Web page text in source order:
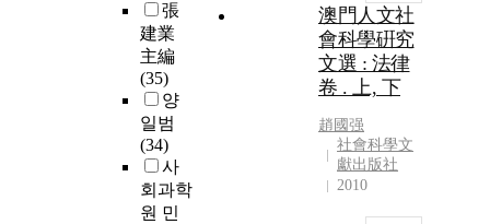
張
建業
主編
(35)
양
일범
(34)
사
회과학
원 민
澳門人文社
會科學硏究
文選 : 法律
卷 . 上, 下
趙國强
社會科學文
獻出版社
2010